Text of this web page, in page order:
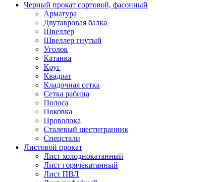
Черный прокат сортовой, фасонный
Арматура
Двутавровая балка
Швеллер
Швеллер гнутый
Уголок
Катанка
Круг
Квадрат
Кладочная сетка
Сетка рабица
Полоса
Поковка
Проволока
Сталевый шестигранник
Спецстали
Листовой прокат
Лист холоднокатанный
Лист горячекатанный
Лист ПВЛ